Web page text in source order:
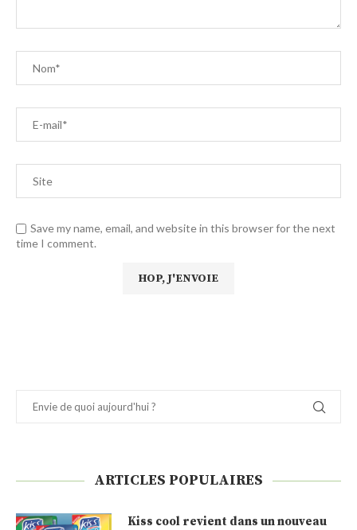
Save my name, email, and website in this browser for the next
time I comment.
ARTICLES POPULAIRES
Kiss cool revient dans un nouveau